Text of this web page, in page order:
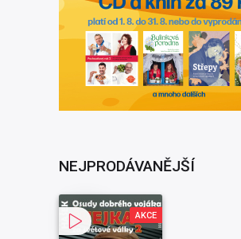
NEJPRODÁVANĚJŠÍ
AKCE